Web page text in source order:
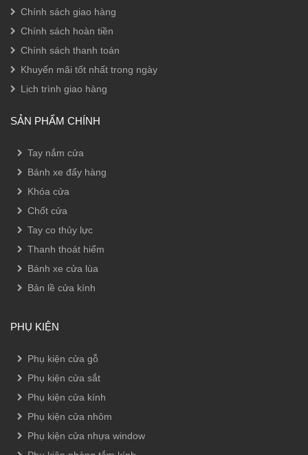
Chính sách giao hàng
Chính sách hoàn tiền
Chính sách thanh toán
Khuyến mãi tốt nhất trong ngày
Lịch trình giao hàng
SẢN PHẨM CHÍNH
Tay nắm cửa
Bánh xe đẩy hàng
Khóa cửa
Chốt cửa
Tay co thủy lực
Thanh thoát hiểm
Bánh xe cửa lùa
Bản lề cửa kính
PHỤ KIỆN
Phụ kiện cửa gỗ
Phụ kiện cửa sắt
Phụ kiện cửa kính
Phụ kiện cửa nhôm
Phụ kiện cửa nhựa window